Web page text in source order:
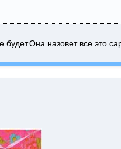
будет.Она назовет все это